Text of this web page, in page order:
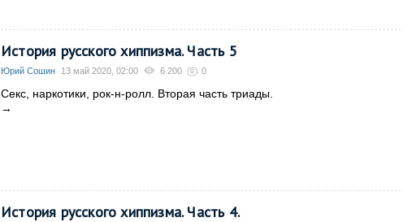
История русского хиппизма. Часть 5
Юрий Сошин 13 май 2020, 02:00 6 200 0
Секс, наркотики, рок-н-ролл. Вторая часть триады.
→
История русского хиппизма. Часть 4.